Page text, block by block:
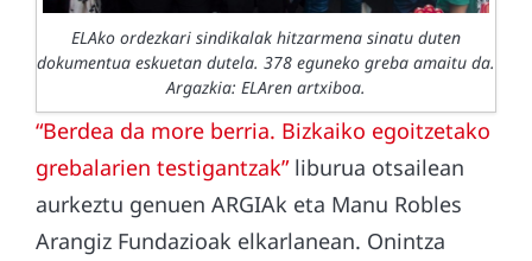
ELAko ordezkari sindikalak hitzarmena sinatu duten
dokumentua eskuetan dutela. 378 eguneko greba amaitu da.
Argazkia: ELAren artxiboa.
“Berdea da more berria. Bizkaiko egoitzetako
grebalarien testigantzak”liburua otsailean
aurkeztu genuen ARGIAk eta Manu Robles
Arangiz Fundazioak elkarlanean. Onintza